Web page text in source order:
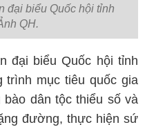
đại biểu Quốc hội tỉnh
QH.
đại biểu Quốc hội tỉnh
trình mục tiêu quốc gia
dân tộc thiểu số và
đường, thực hiện sứ